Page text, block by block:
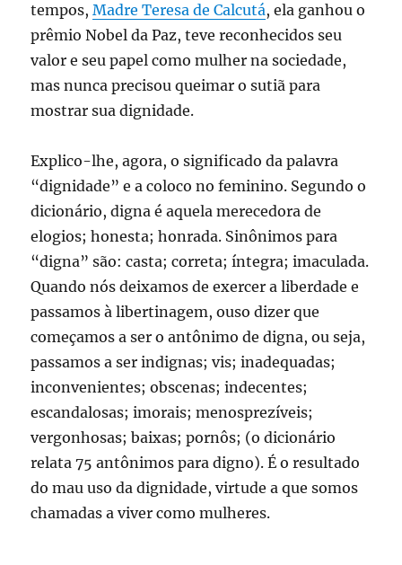
tempos,Madre Teresa de Calcutá, ela ganhou o
prêmio Nobel da Paz, teve reconhecidos seu
valor e seu papel como mulher na sociedade,
mas nunca precisou queimar o sutiã para
mostrar sua dignidade.
Explico-lhe, agora, o significado da palavra
“dignidade” e a coloco no feminino. Segundo o
dicionário, digna é aquela merecedora de
elogios; honesta; honrada. Sinônimos para
“digna” são: casta; correta; íntegra; imaculada.
Quando nós deixamos de exercer a liberdade e
passamos à libertinagem, ouso dizer que
começamos a ser o antônimo de digna, ou seja,
passamos a ser indignas; vis; inadequadas;
inconvenientes; obscenas; indecentes;
escandalosas; imorais; menosprezíveis;
vergonhosas; baixas; pornôs; (o dicionário
relata 75 antônimos para digno). É o resultado
do mau uso da dignidade, virtude a que somos
chamadas a viver como mulheres.